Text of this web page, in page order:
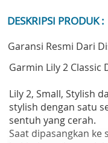
DESKRIPSI PRODUK :
Garansi Resmi Dari
Garmin Lily 2
Lily 2, Small, Stylish
stylish dengan satu
sentuh yang cerah.
Saat dipasangkan